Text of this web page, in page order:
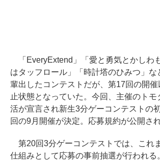
「EveryExtend」「愛と勇気とかしわ
はタッフロール」「時計塔のひみつ」な
輩出したコンテストだが、第17回の開
止状態となっていた。今回、主催のトモ
活が宣言され新生3分ゲーコンテストの
回の9月開催が決定。応募規約が公開され
第20回3分ゲーコンテストでは、これ
仕組みとして応募の事前抽選が行われる